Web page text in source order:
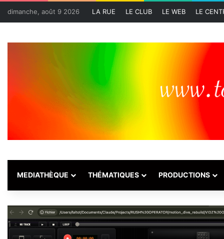
dimanche, août 9 2026 LA RUE LE CLUB LE WEB LE
MEDIATHÈQUE THÉMATIQUES PRODUCTIONS